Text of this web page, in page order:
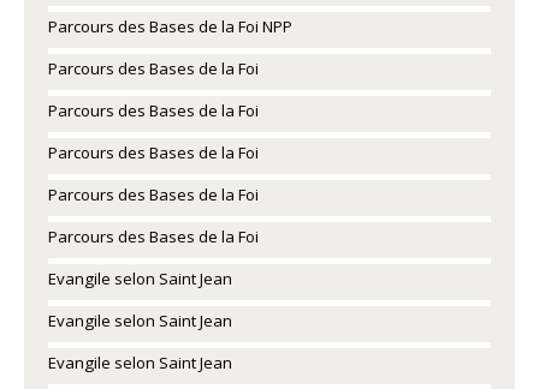
Parcours des Bases de la Foi NPP
Parcours des Bases de la Foi
Parcours des Bases de la Foi
Parcours des Bases de la Foi
Parcours des Bases de la Foi
Parcours des Bases de la Foi
Evangile selon Saint Jean
Evangile selon Saint Jean
Evangile selon Saint Jean